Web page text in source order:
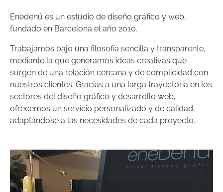
Enedenú es un estudio de diseño gráfico y web,
fundado en Barcelona el año 2010.
Trabajamos bajo una filosofía sencilla y transparente,
mediante la que generamos ideas creativas que
surgen de una relación cercana y de complicidad con
nuestros clientes. Gracias a una larga trayectoria en los
sectores del diseño gráfico y desarrollo web,
ofrecemos un servicio personalizado y de calidad,
adaptándose a las necesidades de cada proyecto.